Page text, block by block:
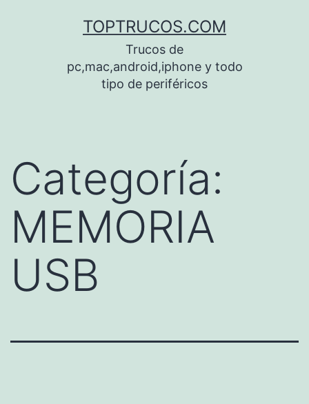
TOPTRUCOS.COM
Trucos de
pc,mac,android,iphone y todo
tipo de periféricos
Categoría:
MEMORIA
USB